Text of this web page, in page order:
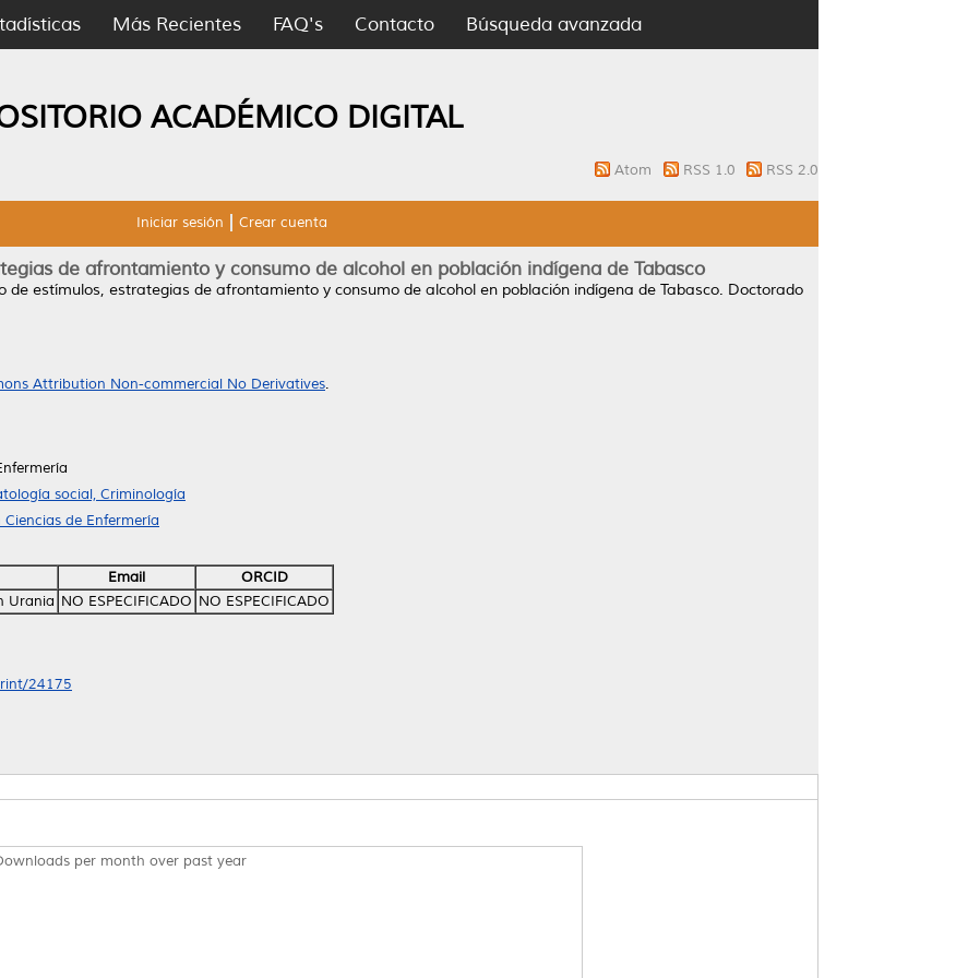
Más Recientes FAQ's Contacto Búsqueda avanzada
ACADÉMICO DIGITAL
Atom RSS 1.0 RSS 2.0
Iniciar sesión Crear cuenta
de afrontamiento y consumo de alcohol en población indígena de Tabasco
de estímulos, estrategias de afrontamiento y consumo de alcohol en población indígena de Tabasco. Doctorado
Attribution Non-commercial No Derivatives.
social, Criminología
de Enfermería
Email
ORCID
Urania NO ESPECIFICADO NO ESPECIFICADO
24175
per month over past year